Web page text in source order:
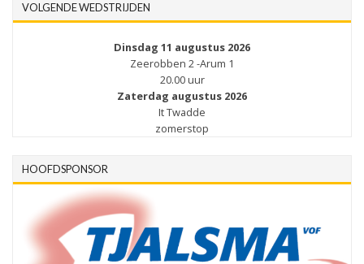
VOLGENDE WEDSTRIJDEN
Dinsdag 11 augustus 2026
Zeerobben 2 -Arum 1
20.00 uur
Zaterdag augustus 2026
It Twadde
zomerstop
HOOFDSPONSOR